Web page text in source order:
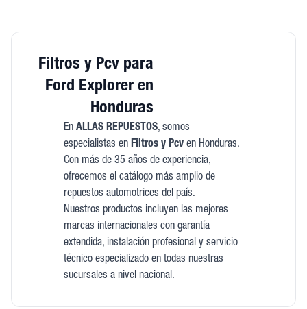
Filtros y Pcv para
Ford Explorer en
Honduras
En ALLAS REPUESTOS, somos
especialistas en Filtros y Pcven Honduras.
Con más de 35 años de experiencia,
ofrecemos el catálogo más amplio de
repuestos automotrices del país.
Nuestros productos incluyen las mejores
marcas internacionales con garantía
extendida, instalación profesional y servicio
técnico especializado en todas nuestras
sucursales a nivel nacional.